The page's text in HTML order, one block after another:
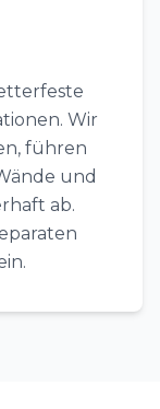
Wir
führen
und
ab.